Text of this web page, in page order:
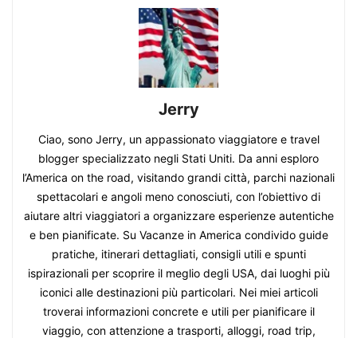
Jerry
Ciao, sono Jerry, un appassionato viaggiatore e travel
blogger specializzato negli Stati Uniti. Da anni esploro
l’America on the road, visitando grandi città, parchi nazionali
spettacolari e angoli meno conosciuti, con l’obiettivo di
aiutare altri viaggiatori a organizzare esperienze autentiche
e ben pianificate. Su Vacanze in America condivido guide
pratiche, itinerari dettagliati, consigli utili e spunti
ispirazionali per scoprire il meglio degli USA, dai luoghi più
iconici alle destinazioni più particolari. Nei miei articoli
troverai informazioni concrete e utili per pianificare il
viaggio, con attenzione a trasporti, alloggi, road trip,